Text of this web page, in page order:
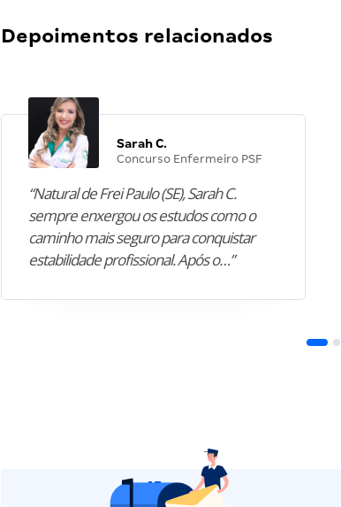
Depoimentos relacionados
Sarah C.
Concurso Enfermeiro PSF
“Natural de Frei Paulo (SE), Sarah C.
sempre enxergou os estudos como o
caminho mais seguro para conquistar
estabilidade profissional. Após o…”